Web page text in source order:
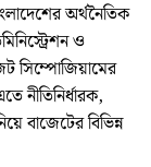
অর্থনৈতিক
ও
সিম্পোজিয়ামের
নীতিনির্ধারক,
বাজেটের বিভিন্ন